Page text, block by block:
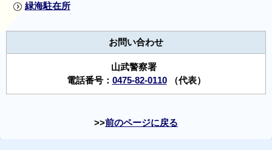
緑海駐在所
お問い合わせ
山武警察署
電話番号： 0475-82-0110（代表）
前のページに戻る